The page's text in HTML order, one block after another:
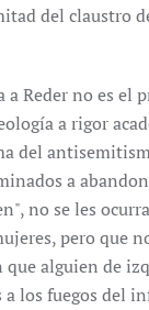
del claustro
a Reder no es el
a rigor
del
a
no se les
pero que
alguien de
a los fuegos del